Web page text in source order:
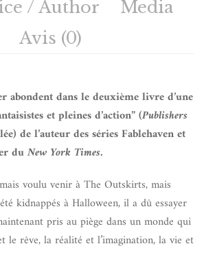
/ Author
Media
Avis (0)
abondent dans le deuxième livre d’une
et pleines d’action” (Publishers
de l’auteur des séries Fablehaven et
duNew York Times.
voulu venir à The Outskirts, mais
kidnappés à Halloween, il a dû essayer
pris au piège dans un monde qui
le rêve, la réalité et l’imagination, la vie et